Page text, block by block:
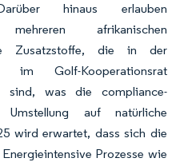
hinaus erlauben
afrikanischen
Zusatzstoffe, die in der
im Golf-Kooperationsrat
sind, was die compliance-
auf natürliche
wird erwartet, dass sich die
Prozesse wie